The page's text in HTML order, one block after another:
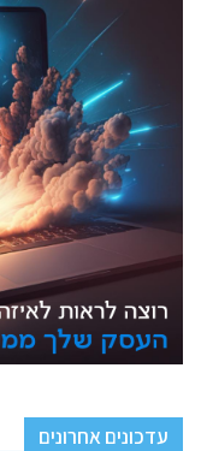
עדכונים אחרונים